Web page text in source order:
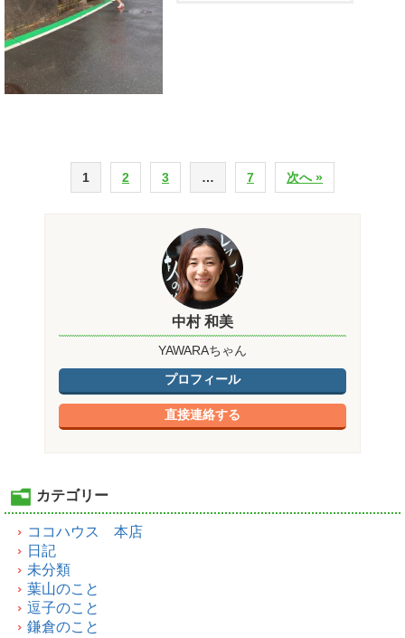
1 2 3 … 7 次へ »
中村 和美
YAWARAちゃん
プロフィール
直接連絡する
カテゴリー
ココハウス 本店
日記
未分類
葉山のこと
逗子のこと
鎌倉のこと